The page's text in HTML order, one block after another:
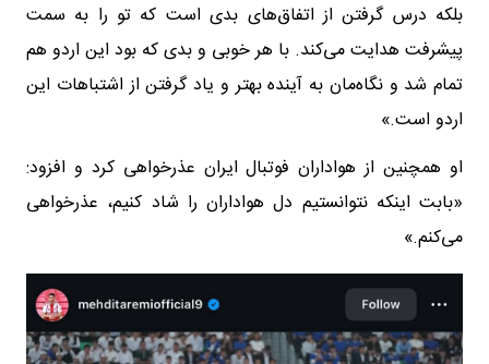
بلکه درس گرفتن از اتفاق‌های بدی است که تو را به سمت
پیشرفت هدایت می‌کند. با هر خوبی و بدی که بود این اردو هم
تمام شد و نگاه‌مان به آینده بهتر و یاد گرفتن از اشتباهات این
اردو است.»
او همچنین از هواداران فوتبال ایران عذرخواهی کرد و افزود:
«بابت اینکه نتوانستیم دل هواداران را شاد کنیم، عذرخواهی
می‌کنم.»